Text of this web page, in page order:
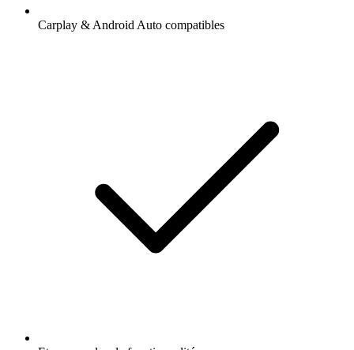
Carplay & Android Auto compatibles